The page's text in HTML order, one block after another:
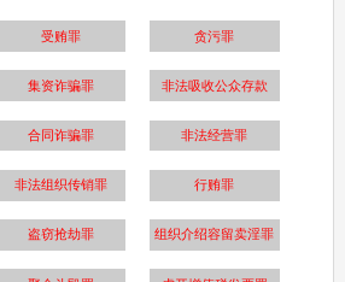
受贿罪 贪污罪
集资诈骗罪 非法吸收公众存款
合同诈骗罪 非法经营罪
非法组织传销罪 行贿罪
盗窃抢劫罪 组织介绍容留卖淫罪